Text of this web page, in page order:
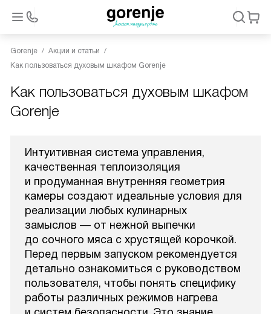
Gorenje
Акции и статьи
Как пользоваться духовым шкафом Gorenje
Как пользоваться духовым шкафом
Gorenje
Интуитивная система управления,
качественная теплоизоляция
и продуманная внутренняя геометрия
камеры создают идеальные условия для
реализации любых кулинарных
замыслов — от нежной выпечки
до сочного мяса с хрустящей корочкой.
Перед первым запуском рекомендуется
детально ознакомиться с руководством
пользователя, чтобы понять специфику
работы различных режимов нагрева